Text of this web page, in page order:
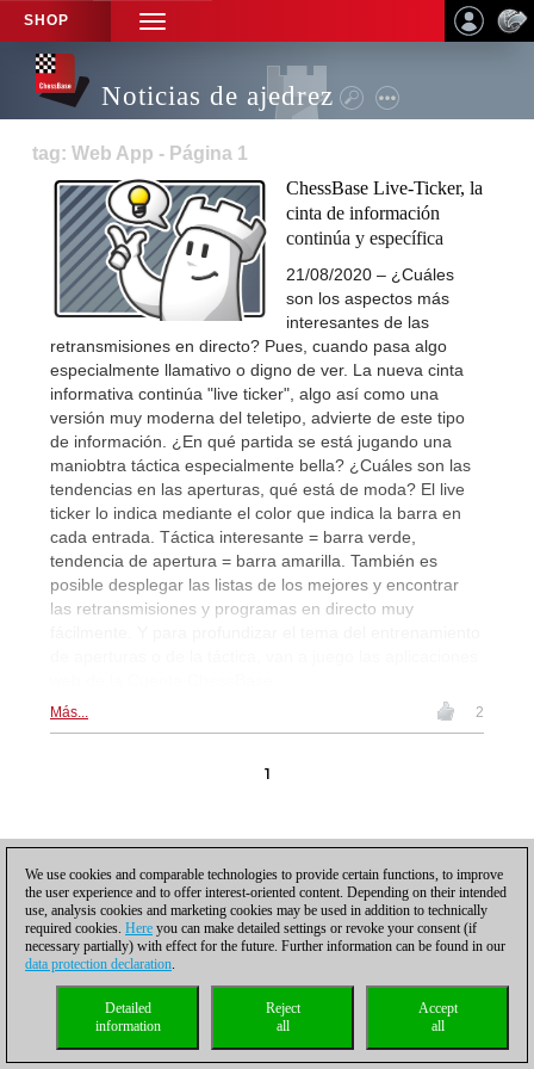
SHOP
TOGGLE
NAVIGATION
Noticias de ajedrez
tag: Web App - Página 1
ChessBase Live-Ticker, la
cinta de información
continúa y específica
21/08/2020 – ¿Cuáles
son los aspectos más
interesantes de las
retransmisiones en directo? Pues, cuando pasa algo
especialmente llamativo o digno de ver. La nueva cinta
informativa continúa "live ticker", algo así como una
versión muy moderna del teletipo, advierte de este tipo
de información. ¿En qué partida se está jugando una
maniobtra táctica especialmente bella? ¿Cuáles son las
tendencias en las aperturas, qué está de moda? El live
ticker lo indica mediante el color que indica la barra en
cada entrada. Táctica interesante = barra verde,
tendencia de apertura = barra amarilla. También es
posible desplegar las listas de los mejores y encontrar
las retransmisiones y programas en directo muy
Más... 2
1
Política de privacidad|Pie de imprenta| Para contactar | Cookies Management
Licencias|Compliance Hotline|Inicio
© 2017 ChessBase GmbH | Osterbekstraße 90a | 22083 Hamburgo | Alemania
We use cookies and comparable technologies to provide certain functions, to improve
the user experience and to offer interest-oriented content. Depending on their intended
use, analysis cookies and marketing cookies may be used in addition to technically
required cookies. Here you can make detailed settings or revoke your consent (if
necessary partially) with effect for the future. Further information can be found in our
data protection declaration.
Accept
all
Reject
all
Detailed
information